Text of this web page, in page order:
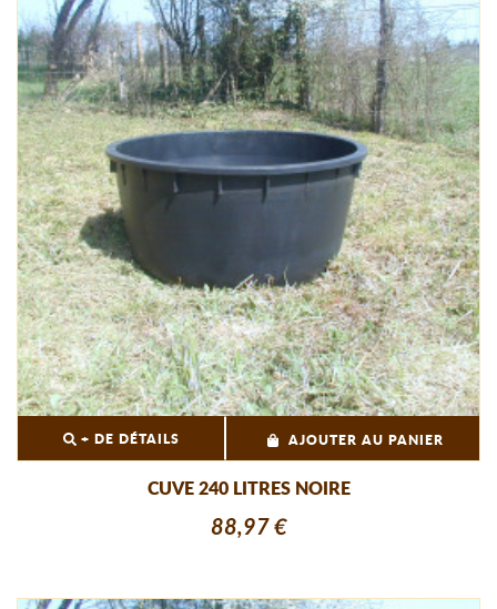
+ DE DÉTAILS AJOUTER AU PANIER
CUVE 240 LITRES NOIRE
88,97 €